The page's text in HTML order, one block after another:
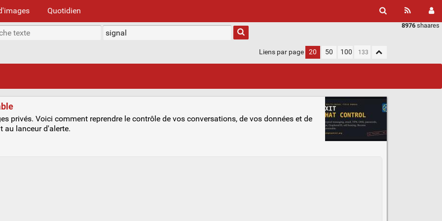
Quotidien
8976 shaares
Liens par page 20 50 100
privés. Voici comment reprendre le contrôle de vos conversations, de vos données et de
au lanceur d'alerte.